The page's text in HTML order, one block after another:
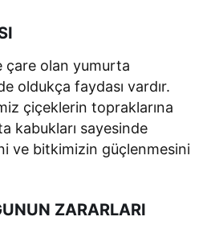
çare olan yumurta
oldukça faydası vardır.
çiçeklerin topraklarına
kabukları sayesinde
ve bitkimizin güçlenmesini
ZARARLARI